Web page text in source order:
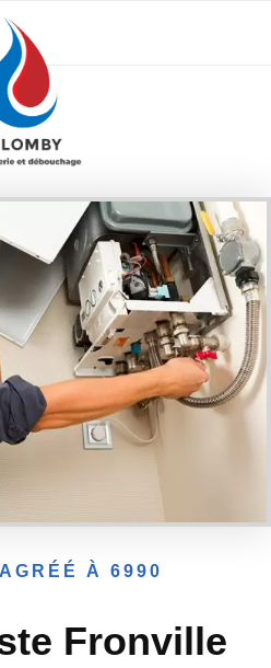
À 6990
Fronville